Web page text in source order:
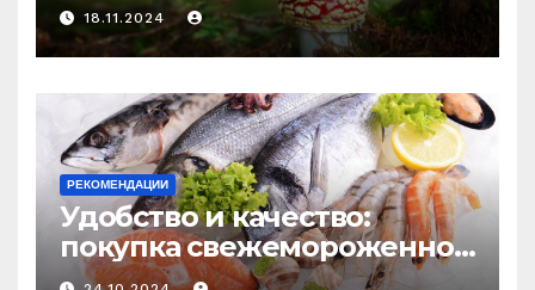
18.11.2024
РЕКОМЕНДАЦИИ
Удобство и качество:
покупка свежемороженной
рыбы онлайн